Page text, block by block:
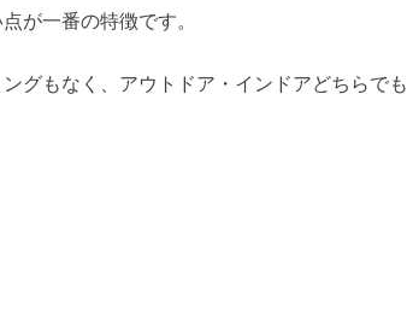
が一番の特徴です。
グもなく、アウトドア・インドアどちらでも